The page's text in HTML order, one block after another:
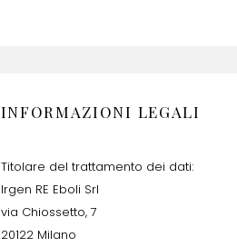
INFORMAZIONI LEGALI
Titolare del trattamento dei dati:
Irgen RE Eboli Srl
via Chiossetto, 7
20122 Milano